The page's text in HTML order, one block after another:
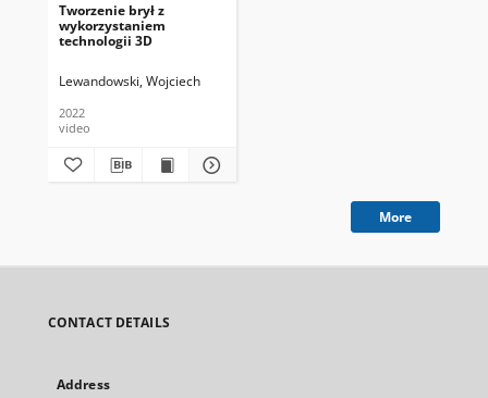
Tworzenie brył z
wykorzystaniem
technologii 3D
Lewandowski, Wojciech
2022
video
More
CONTACT DETAILS
Address